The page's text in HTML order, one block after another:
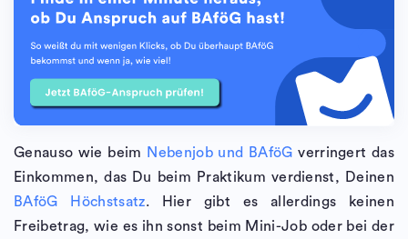
Genauso wie beim Nebenjob und BAföG verringert das
Einkommen, das Du beim Praktikum verdienst, Deinen
BAföG Höchstsatz. Hier gibt es allerdings keinen
Freibetrag, wie es ihn sonst beim Mini-Job oder bei der